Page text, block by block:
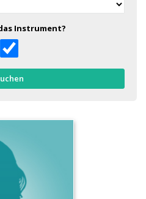
Instrument?